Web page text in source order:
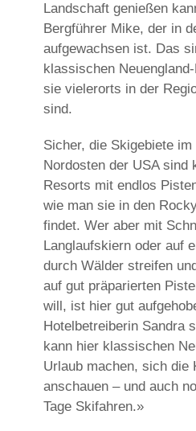
Landschaft genießen
Bergführer Mike, der in
aufgewachsen ist. Das
klassischen
sie vielerorts in der
sind.
Sicher, die Skigebiete
Nordosten der USA sind
Resorts mit endlos
wie man sie in den
findet. Wer aber mit
Langlaufskiern oder auf
durch Wälder streifen
auf gut präparierten
will, ist hier gut
Hotelbetreiberin Sandra
kann hier klassischen
Urlaub machen, sich die
anschauen – und auch
Tage Skifahren.»